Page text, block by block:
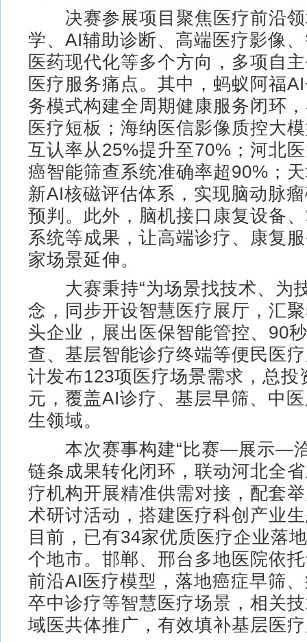
决赛参展项目聚焦医疗前沿领
学、AI辅助诊断、高端医疗影像
医药现代化等多个方向，多项自
医疗服务痛点。其中，蚂蚁阿福
务模式构建全周期健康服务闭环
医疗短板；海纳医信影像质控大
互认率从25%提升至70%；河北
癌智能筛查系统准确率超90%；
新AI核磁评估体系，实现脑动脉
预判。此外，脑机接口康复设备
系统等成果，让高端诊疗、康复
家场景延伸。
大赛秉持“为场景找技术、为
念，同步开设智慧医疗展厅，汇
头企业，展出医保智能管控、90
查、基层智能诊疗终端等便民医
计发布123项医疗场景需求，总投
元，覆盖AI诊疗、基层早筛、中
生领域。
本次赛事构建“比赛—展示—
链条成果转化闭环，联动河北全
疗机构开展精准供需对接，配套
术研讨活动，搭建医疗科创产业
目前，已有34家优质医疗企业落
个地市。邯郸、邢台多地医院依
前沿AI医疗模型，落地癌症早筛
卒中诊疗等智慧医疗场景，相关
域医共体推广，有效填补基层医